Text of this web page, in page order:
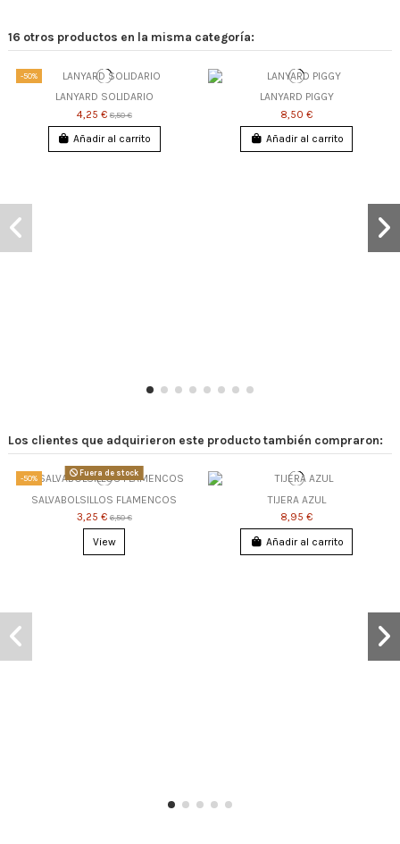
16 otros productos en la misma categoría:
-50%
LANYARD SOLIDARIO
4,25 €8,50 €
Añadir al carrito
LANYARD PIGGY
8,50 €
Añadir al carrito
Los clientes que adquirieron este producto también compraron:
-50%
Fuera de stock
SALVABOLSILLOS FLAMENCOS
3,25 €6,50 €
View
TIJERA AZUL
8,95 €
Añadir al carrito